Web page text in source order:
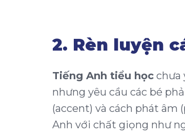
2. Rèn luyện
Tiếng Anh tiểu học chưa
nhưng yêu cầu các bé
(accent) và cách phát
Anh với chất giọng như